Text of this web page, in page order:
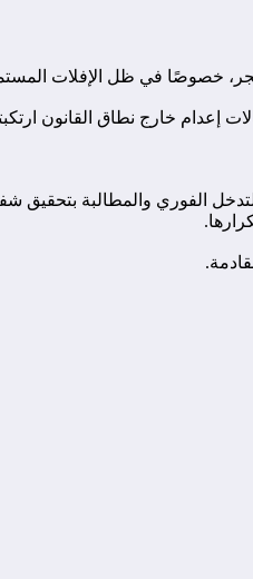
خصوصًا في ظل الإفلات
خارج نطاق القانون
الفوري والمطالبة